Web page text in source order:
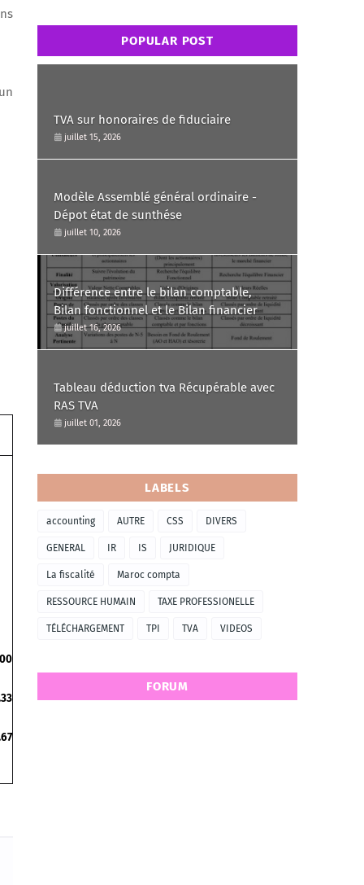
POPULAR POST
TVA sur honoraires de fiduciaire
juillet 15, 2026
Modèle Assemblé général ordinaire -
Dépot état de sunthése
juillet 10, 2026
Différence entre le bilan comptable,
Bilan fonctionnel et le Bilan financier
juillet 16, 2026
Tableau déduction tva Récupérable avec
RAS TVA
juillet 01, 2026
LABELS
accounting AUTRE CSS DIVERS
GENERAL IR IS JURIDIQUE
La fiscalité Maroc compta
RESSOURCE HUMAIN TAXE PROFESSIONELLE
TÉLÉCHARGEMENT TPI TVA VIDEOS
FORUM